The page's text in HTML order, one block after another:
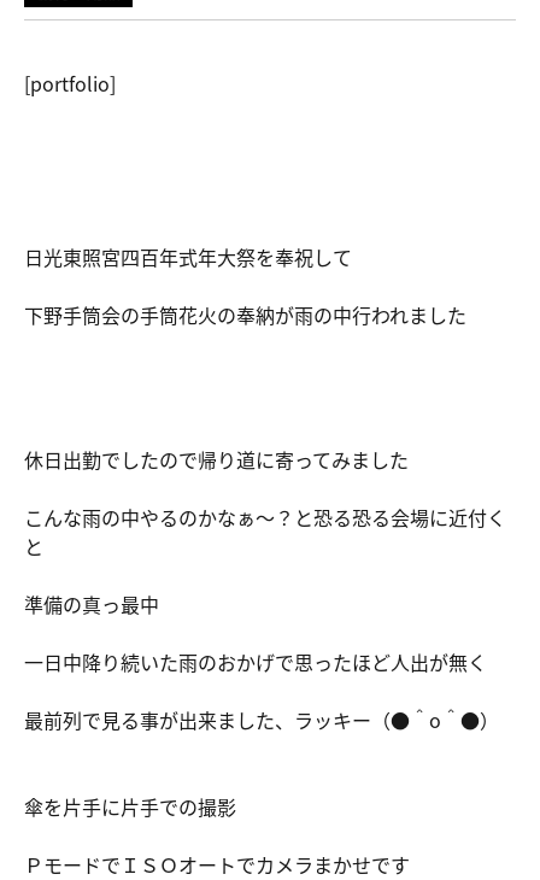
[portfolio]
日光東照宮四百年式年大祭を奉祝して
下野手筒会の手筒花火の奉納が雨の中行われました
休日出勤でしたので帰り道に寄ってみました
こんな雨の中やるのかなぁ～？と恐る恐る会場に近付く
と
準備の真っ最中
一日中降り続いた雨のおかげで思ったほど人出が無く
最前列で見る事が出来ました、ラッキー（●＾o＾●）
傘を片手に片手での撮影
ＰモードでＩＳＯオートでカメラまかせです